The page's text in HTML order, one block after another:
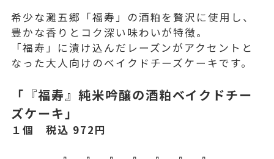
希少な灘五郷「福寿」の酒粕を贅沢に使用し、
豊かな香りとコク深い味わいが特徴。
「福寿」に漬け込んだレーズンがアクセントと
なった大人向けのベイクドチーズケーキです。
「『福寿』純米吟醸の酒粕ベイクドチー
ズケーキ」
１個 税込 972円